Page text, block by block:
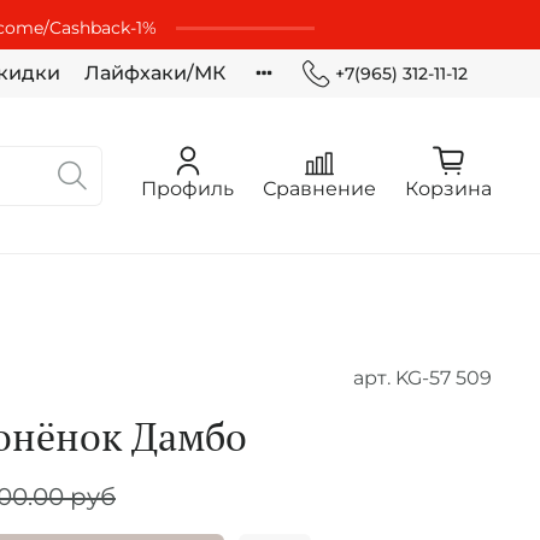
Cashbaсk-1%
Лайфхаки/МК +7(965) 312-11-12
Профиль Сравнение Корзина
арт. KG-57 509
Дамбо
руб